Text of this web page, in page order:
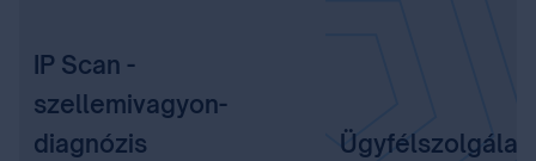
IP Scan -
szellemivagyon-
diagnózis
Ügyfélszolgálat